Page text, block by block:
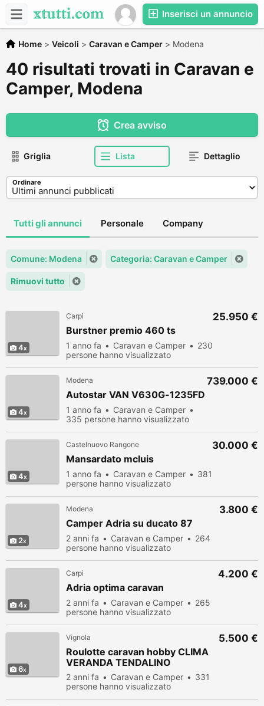
Inserisci un annuncio
Home > Veicoli > Caravan e Camper > Modena
40 risultati trovati in Caravan e
Camper, Modena
Crea avviso
Griglia Lista Dettaglio
Ordinare
Tutti gli annunci Personale Company
Comune: Modena Categoria: Caravan e Camper
Rimuovi tutto
4
Carpi
Burstner premio 460 ts
1 anno fa Caravan e Camper
230
persone hanno visualizzato
25.950 €
4
Modena
Autostar VAN V630G-1235FD
1 anno fa
Caravan e Camper
335 persone hanno visualizzato
739.000 €
4
Castelnuovo Rangone
Mansardato mcluis
1 anno fa Caravan e Camper
381
persone hanno visualizzato
30.000 €
2
Modena
Camper Adria su ducato 87
2 anni fa Caravan e Camper
264
persone hanno visualizzato
3.800 €
4
Carpi
Adria optima caravan
2 anni fa Caravan e Camper
265
persone hanno visualizzato
4.200 €
6
Vignola
Roulotte caravan hobby CLIMA
VERANDA TENDALINO
2 anni fa Caravan e Camper
331
persone hanno visualizzato
5.500 €